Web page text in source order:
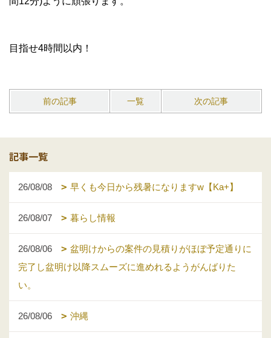
目指せ4時間以内！
前の記事 一覧 次の記事
記事一覧
26/08/08 早くも今日から残暑になりますw【Ka+】
26/08/07 暮らし情報
26/08/06
盆明けからの案件の見積りがほぼ予定通りに
完了し盆明け以降スムーズに進めれるようがんばりた
い。
26/08/06 沖縄